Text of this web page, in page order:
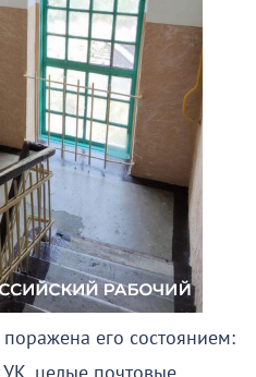
его состоянием: